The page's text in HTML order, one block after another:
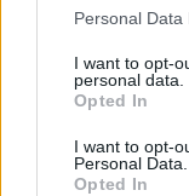
Please note that
not limited to your
grant or deny
use your data for
consent section.
Personal
I want to opt-
personal data.
Opted In
I want to opt-
Personal Data.
Opted In